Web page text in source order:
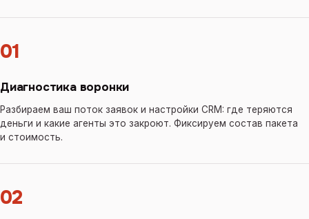
01
Диагностика воронки
Разбираем ваш поток заявок и настройки CRM: где теряются
деньги и какие агенты это закроют. Фиксируем состав пакета
и стоимость.
02